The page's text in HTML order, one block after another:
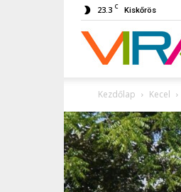
23.3 C Kiskőrös
VIRA
Kezdőlap Kecel